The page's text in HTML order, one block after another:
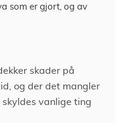
som er gjort, og av
skader på
og der det mangler
vanlige ting